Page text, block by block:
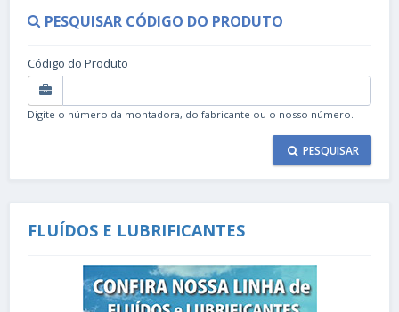
PESQUISAR CÓDIGO DO PRODUTO
Código do Produto
Digite o número da montadora, do fabricante ou o nosso número.
PESQUISAR
FLUÍDOS E LUBRIFICANTES